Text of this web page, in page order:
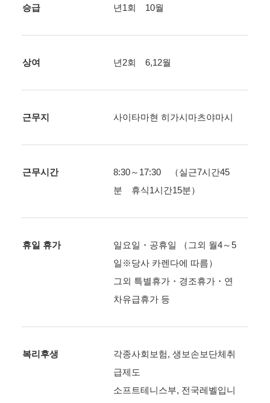
승급 년1회 10월
상여 년2회 6,12월
근무지 사이타마현 히가시마츠야마시
근무시간
8:30～17:30 （실근7시간45
분 휴식1시간15분）
휴일 휴가
일요일・공휴일 （그외 월4～5
일※당사 카렌다에 따름）
그외 특별휴가・경조휴가・연
차유급휴가 등
복리후생
각종사회보험, 생보손보단체취
급제도
소프트테니스부, 전국레벨입니